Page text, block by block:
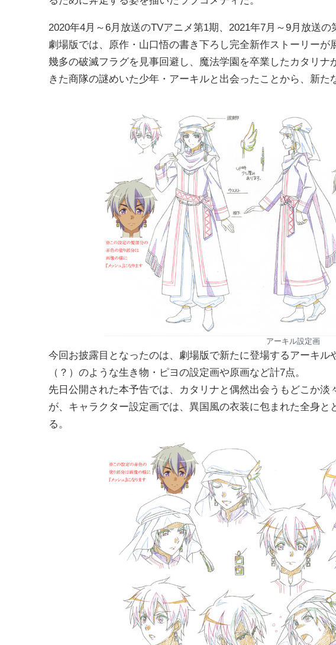
2020年4月～6月放送のTVアニメ第1期、2021年7月～9月放送
劇場版では、原作・山口悟の書き下ろし完全新作ストーリーが
幾多の破滅フラグを見事回避し、魔法学園を卒業したカタリナ
きた商隊の謎めいた少年・アーキルと出会ったことから、新た
アーキル設定画
今回お披露目となったのは、劇場版で新たに登場するアーキ
（？）のような生き物・ピヨの設定画や原画など計7点。
先日公開された本予告では、カタリナと偶然出会うもどこか
が、キャラクター設定画では、異国風の衣装に包まれた全身
る。